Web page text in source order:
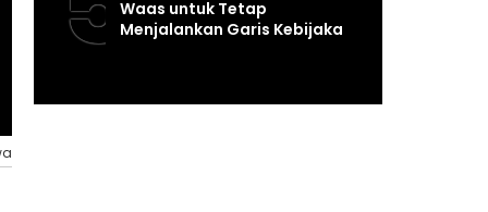
Waas untuk Tetap
Menjalankan Garis Kebijakan